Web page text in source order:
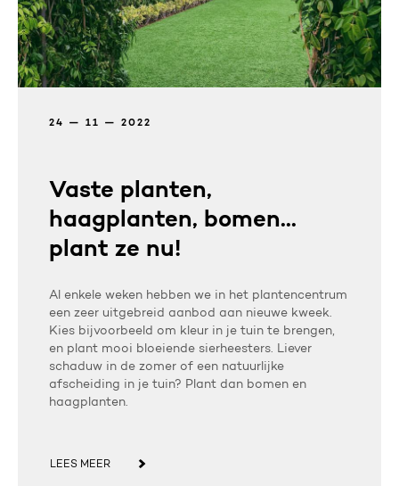
24 — 11 — 2022
Vaste planten,
haagplanten, bomen...
plant ze nu!
Al enkele weken hebben we in het plantencentrum
een zeer uitgebreid aanbod aan nieuwe kweek.
Kies bijvoorbeeld om kleur in je tuin te brengen,
en plant mooi bloeiende sierheesters. Liever
schaduw in de zomer of een natuurlijke
afscheiding in je tuin? Plant dan bomen en
haagplanten.
LEES MEER